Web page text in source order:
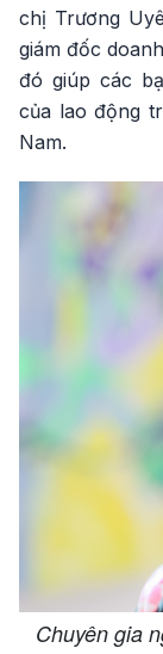
chị Trương
giám đốc
đó giúp các
của lao động
Nam.
Chuyên gia